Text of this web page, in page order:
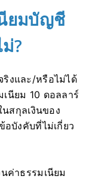
ยมบัญชี
?
งและ/หรือไม่ได้
เนียม 10 ดอลลาร์
สกุลเงินของ
บังคับที่ไม่เกี่ยว
ค่าธรรมเนียม